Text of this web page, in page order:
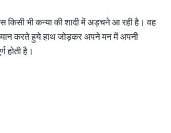
किसी भी कन्या की शादी में अड़चने आ रही है। वह
ध्यान करते हुये हाथ जोड़कर अपने मन में अपनी
होती है।